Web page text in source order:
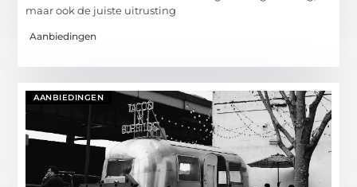
maar ook de juiste uitrusting
Aanbiedingen
AANBIEDINGEN